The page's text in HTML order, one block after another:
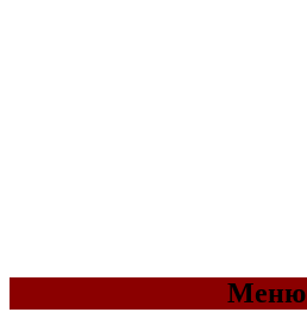
Меню